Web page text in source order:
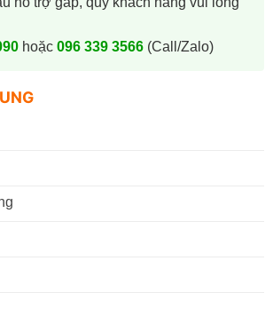
hoặc 096 339 3566(Call/Zalo)